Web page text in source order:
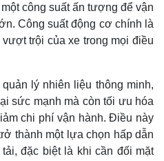
công suất ấn tượng để vận
Công suất động cơ chính là
trội của xe trong mọi điều
lý nhiên liệu thông minh,
sức mạnh mà còn tối ưu hóa
chi phí vận hành. Điều này
thành một lựa chọn hấp dẫn
đặc biệt là khi cần đối mặt